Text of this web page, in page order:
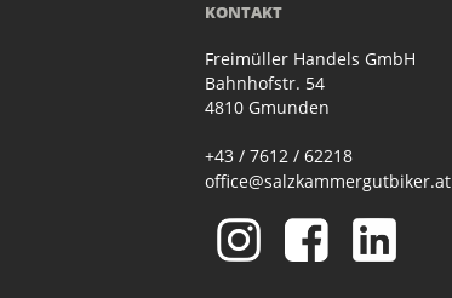
KONTAKT
Freimüller Handels GmbH
Bahnhofstr. 54
4810 Gmunden
+43 / 7612 / 62218
office@salzkammergutbiker.at